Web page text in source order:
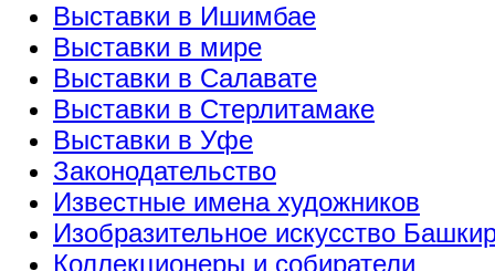
Выставки в Ишимбае
Выставки в мире
Выставки в Салавате
Выставки в Стерлитамаке
Выставки в Уфе
Законодательство
Известные имена художников
Изобразительное искусство
Коллекционеры и собиратели